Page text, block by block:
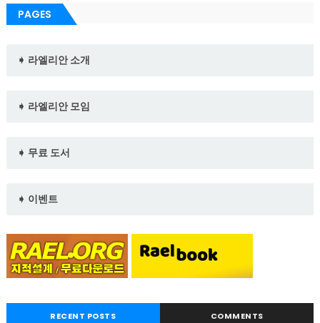
PAGES
➧ 라엘리안 소개
➧ 라엘리안 모임
➧ 무료 도서
➧ 이벤트
RECENT POSTS COMMENTS